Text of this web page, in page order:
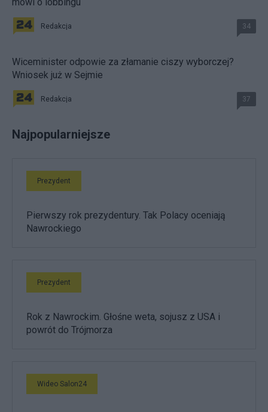
Redakcja 34
Wiceminister odpowie za złamanie ciszy wyborczej?
Wniosek już w Sejmie
Redakcja 37
Najpopularniejsze
Prezydent
Pierwszy rok prezydentury. Tak Polacy oceniają
Nawrockiego
Prezydent
Rok z Nawrockim. Głośne weta, sojusz z USA i
powrót do Trójmorza
Wideo Salon24